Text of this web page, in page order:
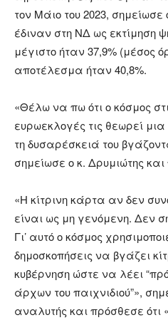
τον Μάιο του 2023, σημείωσε
έδιναν στη ΝΔ ως εκτίμηση
μέγιστο ήταν 37,9% (μέσος
αποτέλεσμα ήταν 40,8%.
«Θέλω να πω ότι ο κόσμος
ευρωεκλογές τις θεωρεί
τη δυσαρέσκειά του
σημείωσε ο κ. Δρυμιώτης
«Η κίτρινη κάρτα αν δεν
είναι ως μη γενόμενη. Δεν
Γι’ αυτό ο κόσμος
δημοσκοπήσεις να βγάζει
κυβέρνηση ώστε να λέει
άρχων του παιχνιδιού”»,
αναλυτής και πρόσθεσε ότι